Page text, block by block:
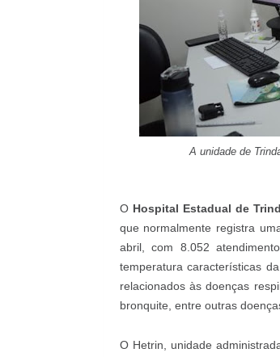
A unidade de
O Hospital Estadual de
que normalmente registra
abril, com 8.052
temperatura características
relacionados às doenças
bronquite, entre outras
O Hetrin, unidade